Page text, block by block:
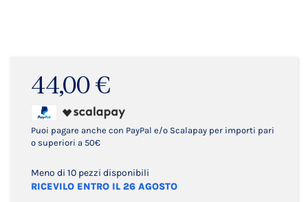
44,00 €
Puoi pagare anche con PayPal e/o Scalapay per importi pari
o superiori a 50€
Meno di 10 pezzi disponibili
RICEVILO ENTRO IL 26 AGOSTO